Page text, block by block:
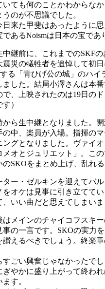
ても何のことかわからな
のが不思議でした。
来た甲斐はあったように
あるNoismは日本の宝で
継前に、これまでのSKF
震災の犠牲者を追悼して初
る「青ひげ公の城」のハイ
した。結局小澤さんは本
で、上映されたのは19日の
）
ら生中継となりました。
の中、楽員が入場。指揮の
グとなりました。ヴァイ
オとジュリエット」。こ
SKOをまとめ上げ、乱れ
ー・ゼルキンを迎えてバ
をオケは見事に引き立てて
、いい曲だと思えてしまいま
メインのチャイコフスキ
事の一言です。SKOの実力
讃えるべきでしょう。終楽
ごい興奮じゃなかったで
ぎやかに盛り上がって終わ
す。